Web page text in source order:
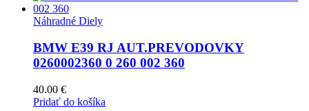
Náhradné Diely
BMW E39 RJ AUT.PREVODOVKY
0260002360 0 260 002 360
40.00 €
Pridať do košíka